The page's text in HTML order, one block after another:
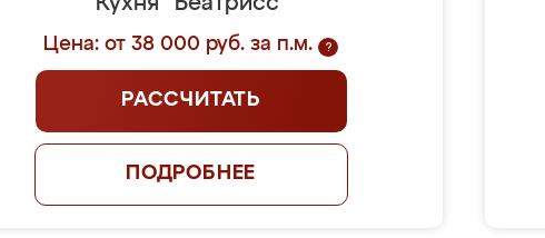
Цена: от 38 000 руб. за п.м. ?
РАССЧИТАТЬ
ПОДРОБНЕЕ